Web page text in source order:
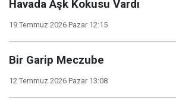
Havada Aşk Kokusu Vardı
19 Temmuz 2026 Pazar 12:15
Bir Garip Meczube
12 Temmuz 2026 Pazar 13:08